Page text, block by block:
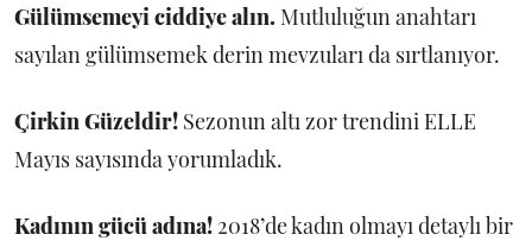
Gülümsemeyi ciddiye alın. Mutluluğun anahtarı
sayılan gülümsemek derin mevzuları da sırtlanıyor.
Çirkin Güzeldir! Sezonun altı zor trendini ELLE
Mayıs sayısında yorumladık.
Kadının gücü adına! 2018’de kadın olmayı detaylı bir